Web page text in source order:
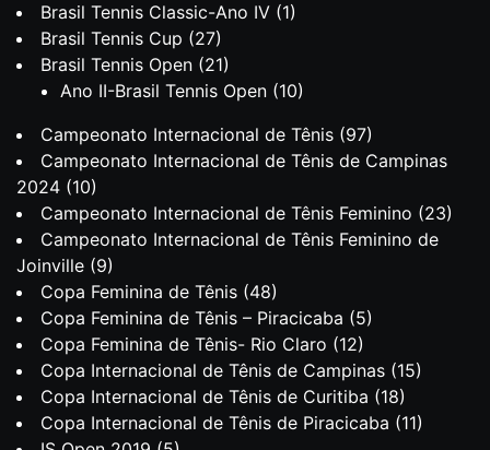
Brasil Tennis Classic-Ano IV (1)
Brasil Tennis Cup (27)
Brasil Tennis Open (21)
Ano II-Brasil Tennis Open (10)
Campeonato Internacional de Tênis (97)
Campeonato Internacional de Tênis de Campinas
2024 (10)
Campeonato Internacional de Tênis Feminino (23)
Campeonato Internacional de Tênis Feminino de
Joinville (9)
Copa Feminina de Tênis (48)
Copa Feminina de Tênis – Piracicaba (5)
Copa Feminina de Tênis- Rio Claro (12)
Copa Internacional de Tênis de Campinas (15)
Copa Internacional de Tênis de Curitiba (18)
Copa Internacional de Tênis de Piracicaba (11)